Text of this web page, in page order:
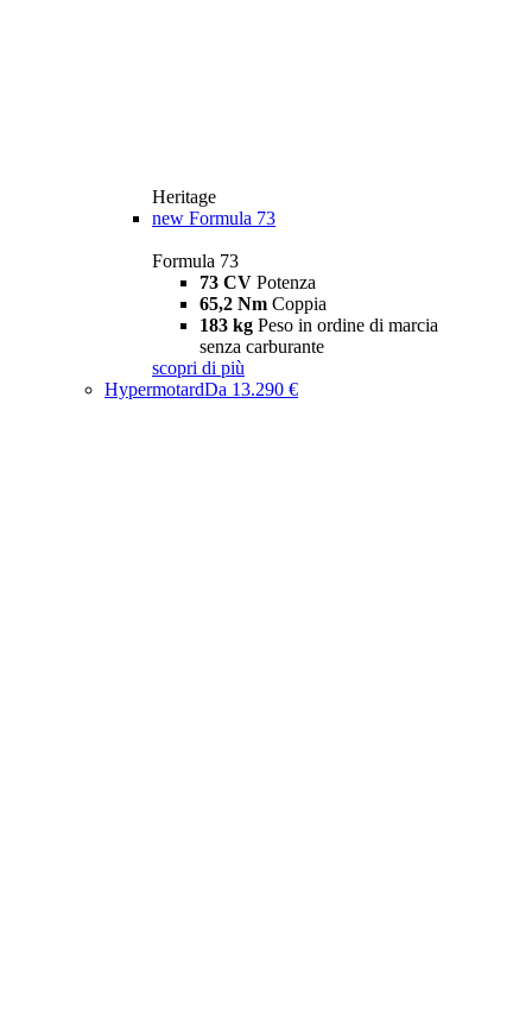
Heritage
new Formula 73
Formula 73
73 CV Potenza
65,2 Nm Coppia
183 kg Peso in ordine di marcia
senza carburante
scopri di più
HypermotardDa 13.290 €